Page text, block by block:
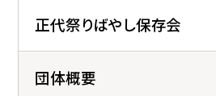
正代祭りばやし保存会
団体概要